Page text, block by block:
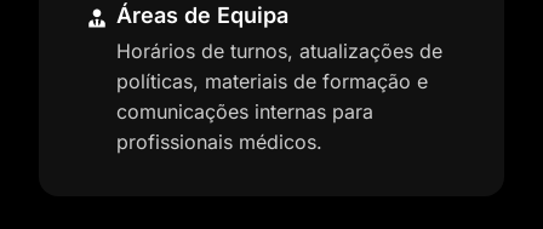
Áreas de Equipa
Horários de turnos, atualizações de
políticas, materiais de formação e
comunicações internas para
profissionais médicos.